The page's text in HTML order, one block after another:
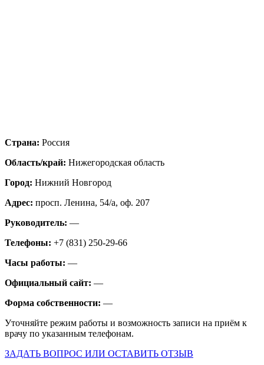
Страна: Россия
Область/край: Нижегородская область
Город: Нижний Новгород
Адрес: просп. Ленина, 54/а, оф. 207
Руководитель: —
Телефоны: +7 (831) 250-29-66
Часы работы: —
Официальный сайт: —
Форма собственности: —
Уточняйте режим работы и возможность записи на приём к
врачу по указанным телефонам.
ЗАДАТЬ ВОПРОС ИЛИ ОСТАВИТЬ ОТЗЫВ